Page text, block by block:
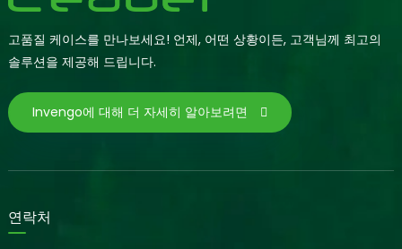
고품질 케이스를 만나보세요! 언제, 어떤 상황이든, 고객님께 최고의
솔루션을 제공해 드립니다.
Invengo에 대해 더 자세히 알아보려면
연락처